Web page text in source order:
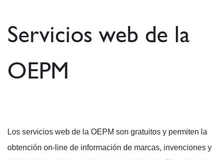
Servicios web de la
OEPM
Los servicios web de la OEPM son gratuitos y permiten la
obtención on-line de información de marcas, invenciones y